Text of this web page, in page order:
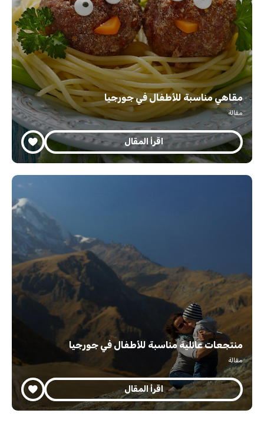
مقاهي مناسبة للأطفال في جورجيا
مقالة
اقرأ المقال
منتجعات عائلية مناسبة للأطفال في جورجيا
مقالة
اقرأ المقال